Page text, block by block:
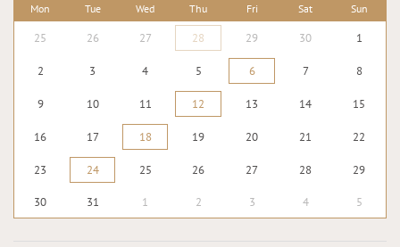
Mon Tue Wed Thu Fri Sat Sun
25 26 27 28 29 30 1
2 3 4 5 6 7 8
9 10 11 12 13 14 15
16 17 18 19 20 21 22
23 24 25 26 27 28 29
30 31 1 2 3 4 5